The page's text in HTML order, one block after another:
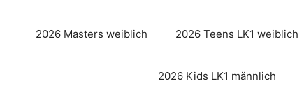
2026 Masters weiblich 2026 Teens LK1 weiblich
2026 Kids LK1 männlich